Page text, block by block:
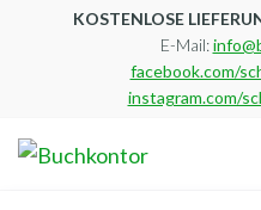
KOSTENLOSE
E-Mail:
facebook.com/
instagram.com/